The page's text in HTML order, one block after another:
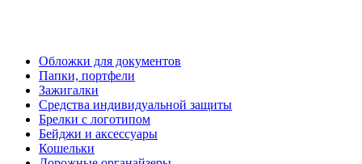
Обложки для документов
Папки, портфели
Зажигалки
Средства индивидуальной защиты
Брелки с логотипом
Бейджи и аксессуары
Кошельки